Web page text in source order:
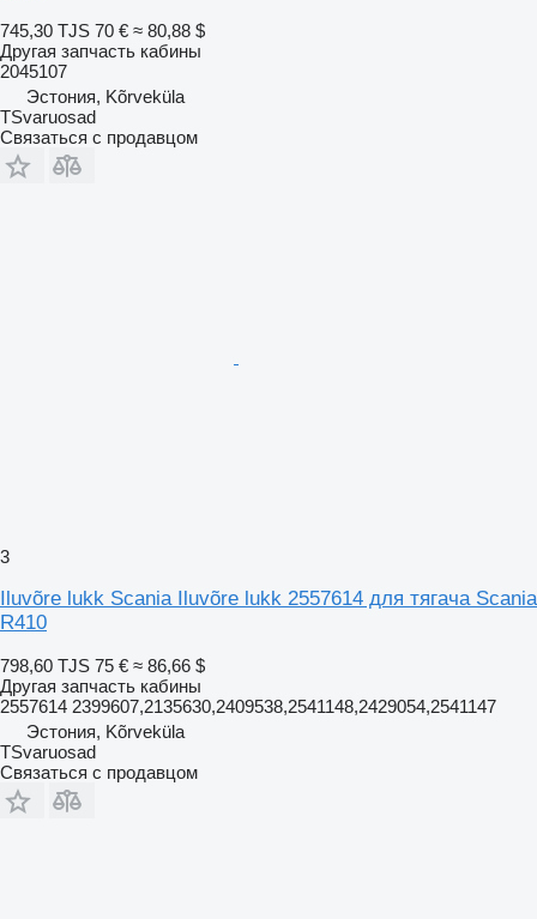
745,30 TJS 70 € ≈ 80,88 $
Другая запчасть кабины
2045107
Эстония, Kõrveküla
TSvaruosad
Связаться с продавцом
3
Iluvõre lukk Scania Iluvõre lukk 2557614 для тягача Scania
R410
798,60 TJS 75 € ≈ 86,66 $
Другая запчасть кабины
2557614 2399607,2135630,2409538,2541148,2429054,2541147
Эстония, Kõrveküla
TSvaruosad
Связаться с продавцом